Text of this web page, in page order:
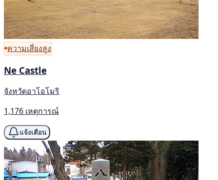
ความเสี่ยงสูง
Ne Castle
จังหวัดอาโอโมริ
1,176 เหตุการณ์
แจ้งเตือน